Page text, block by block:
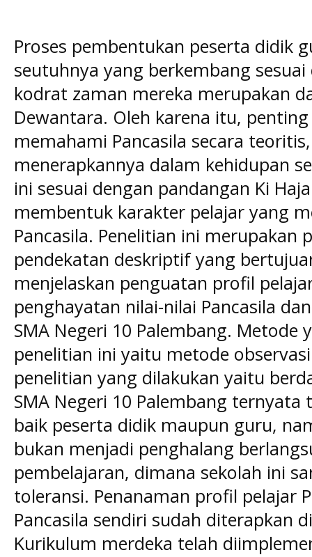
Proses pembentukan peserta didik
seutuhnya yang berkembang
kodrat zaman mereka merupakan
Dewantara. Oleh karena itu,
memahami Pancasila secara
menerapkannya dalam kehidupan
ini sesuai dengan pandangan Ki
membentuk karakter pelajar yang
Pancasila. Penelitian ini
pendekatan deskriptif yang
menjelaskan penguatan profil
penghayatan nilai-nilai Pancasila
SMA Negeri 10 Palembang. Metode
penelitian ini yaitu metode
penelitian yang dilakukan yaitu
SMA Negeri 10 Palembang
baik peserta didik maupun guru,
bukan menjadi penghalang
pembelajaran, dimana sekolah ini
toleransi. Penanaman profil pelajar
Pancasila sendiri sudah diterapkan
Kurikulum merdeka telah